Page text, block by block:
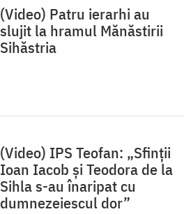
(Video) Patru ierarhi au
slujit la hramul Mănăstirii
Sihăstria
(Video) IPS Teofan: „Sfinții
Ioan Iacob și Teodora de la
Sihla s-au înaripat cu
dumnezeiescul dor”